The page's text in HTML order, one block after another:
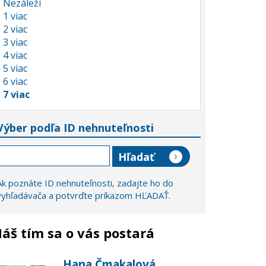
Nezáleží
1 viac
2 viac
3 viac
4 viac
5 viac
6 viac
7 viac
podľa ID nehnuteľnosti
poznáte ID nehnuteľnosti, zadajte ho do
a potvrďte príkazom HĽADAŤ.
tím sa o vás postará